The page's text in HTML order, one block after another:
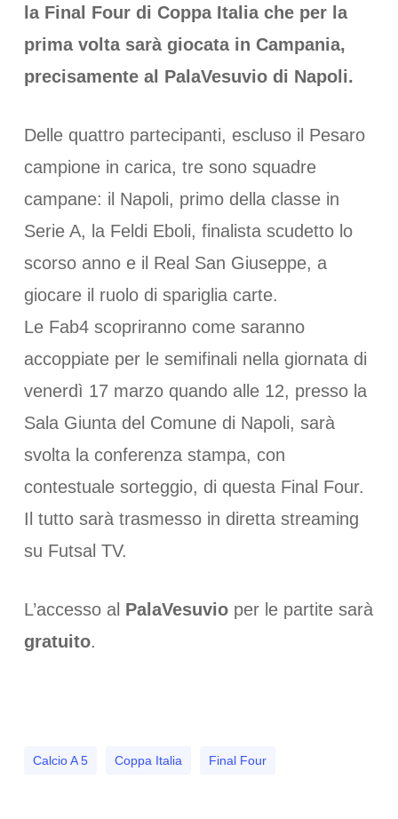
la Final Four di Coppa Italia che per la
prima volta sarà giocata in Campania,
precisamente al PalaVesuvio di Napoli.
Delle quattro partecipanti, escluso il Pesaro
campione in carica, tre sono squadre
campane: il Napoli, primo della classe in
Serie A, la Feldi Eboli, finalista scudetto lo
scorso anno e il Real San Giuseppe, a
giocare il ruolo di spariglia carte.
Le Fab4 scopriranno come saranno
accoppiate per le semifinali nella giornata di
venerdì 17 marzo quando alle 12, presso la
Sala Giunta del Comune di Napoli, sarà
svolta la conferenza stampa, con
contestuale sorteggio, di questa Final Four.
Il tutto sarà trasmesso in diretta streaming
su Futsal TV.
L’accesso al PalaVesuvioper le partite sarà
gratuito.
Calcio A 5 Coppa Italia Final Four